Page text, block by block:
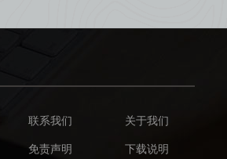
联系我们
关于我们
免责声明 下载说明